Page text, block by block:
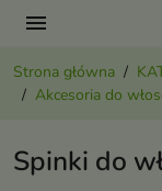
menu
Strona główna
Akcesoria do
Spinki do